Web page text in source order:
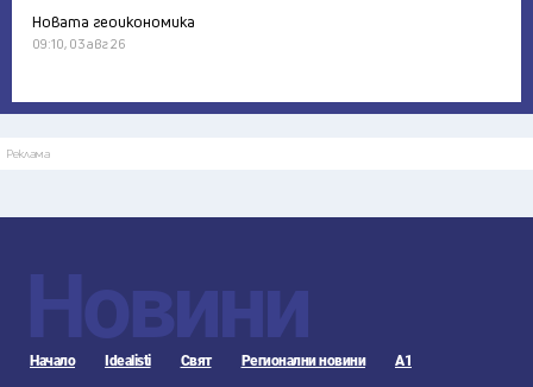
Новата геоикономика
09:10, 03 авг 26
Реклама
Новини
Начало Idealisti Свят Регионални новини А1